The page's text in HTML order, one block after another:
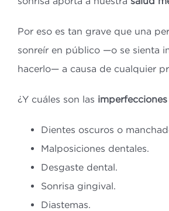
Por eso es tan grave que una
sonreír en público —o se sienta
hacerlo— a causa de cualquier
¿Y cuáles son las
Dientes oscuros o
Malposiciones dentales.
Desgaste dental.
Sonrisa gingival.
Diastemas.